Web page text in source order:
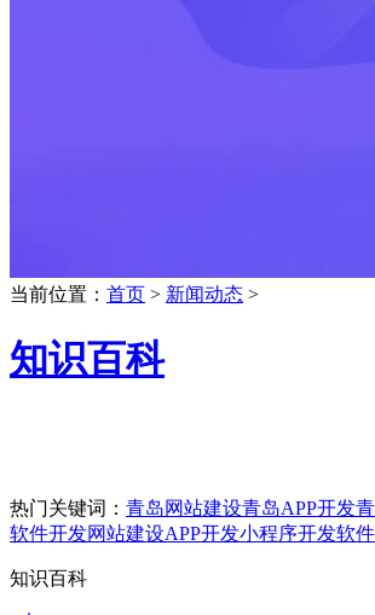
当前位置： 首页 > 新闻动态 >
知识百科
热门关键词： 青岛网站建设青岛APP开发
软件开发网站建设APP开发小程序开发软
知识百科